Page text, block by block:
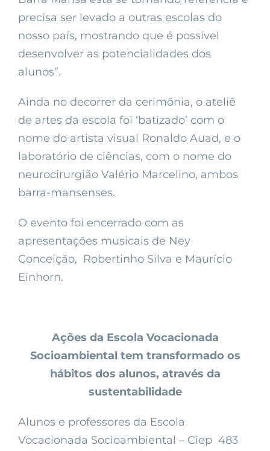
precisa ser levado a outras escolas do
nosso país, mostrando que é possível
desenvolver as potencialidades dos
alunos”.
Ainda no decorrer da cerimônia, o ateliê
de artes da escola foi ‘batizado’ com o
nome do artista visual Ronaldo Auad, e o
laboratório de ciências, com o nome do
neurocirurgião Valério Marcelino, ambos
barra-mansenses.
O evento foi encerrado com as
apresentações musicais de Ney
Conceição, Robertinho Silva e Maurício
Einhorn.
Ações da Escola Vocacionada
Socioambiental tem transformado os
hábitos dos alunos, através da
sustentabilidade
Alunos e professores da Escola
Vocacionada Socioambiental – Ciep 483